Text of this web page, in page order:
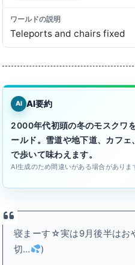
ワールドの説明
Teleports and chairs fixed
AI AI要約
2000年代初頭の冬のモスクワ
ールド。雪道や地下道、カフ
で歩いて味わえます。
AI生成のため間違いがある場合がありま
寝まーす☆実は9月後半はお
切…
)